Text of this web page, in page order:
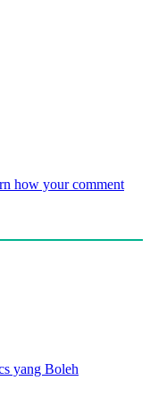
how your comment
yang Boleh